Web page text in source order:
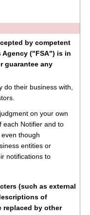
by competent
Agency ("FSA") is in
guarantee any
do their business with,
on your own
each Notifier and to
though
entities or
notifications to
(such as external
of
replaced by other